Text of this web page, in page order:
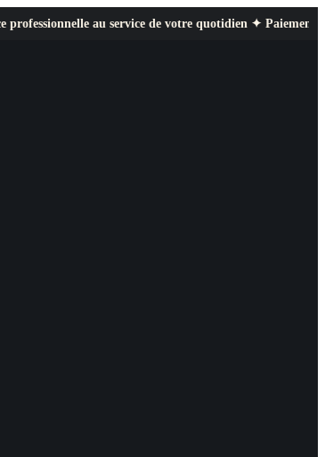
service de votre quotidien ✦ Paiement sécurisé ✦